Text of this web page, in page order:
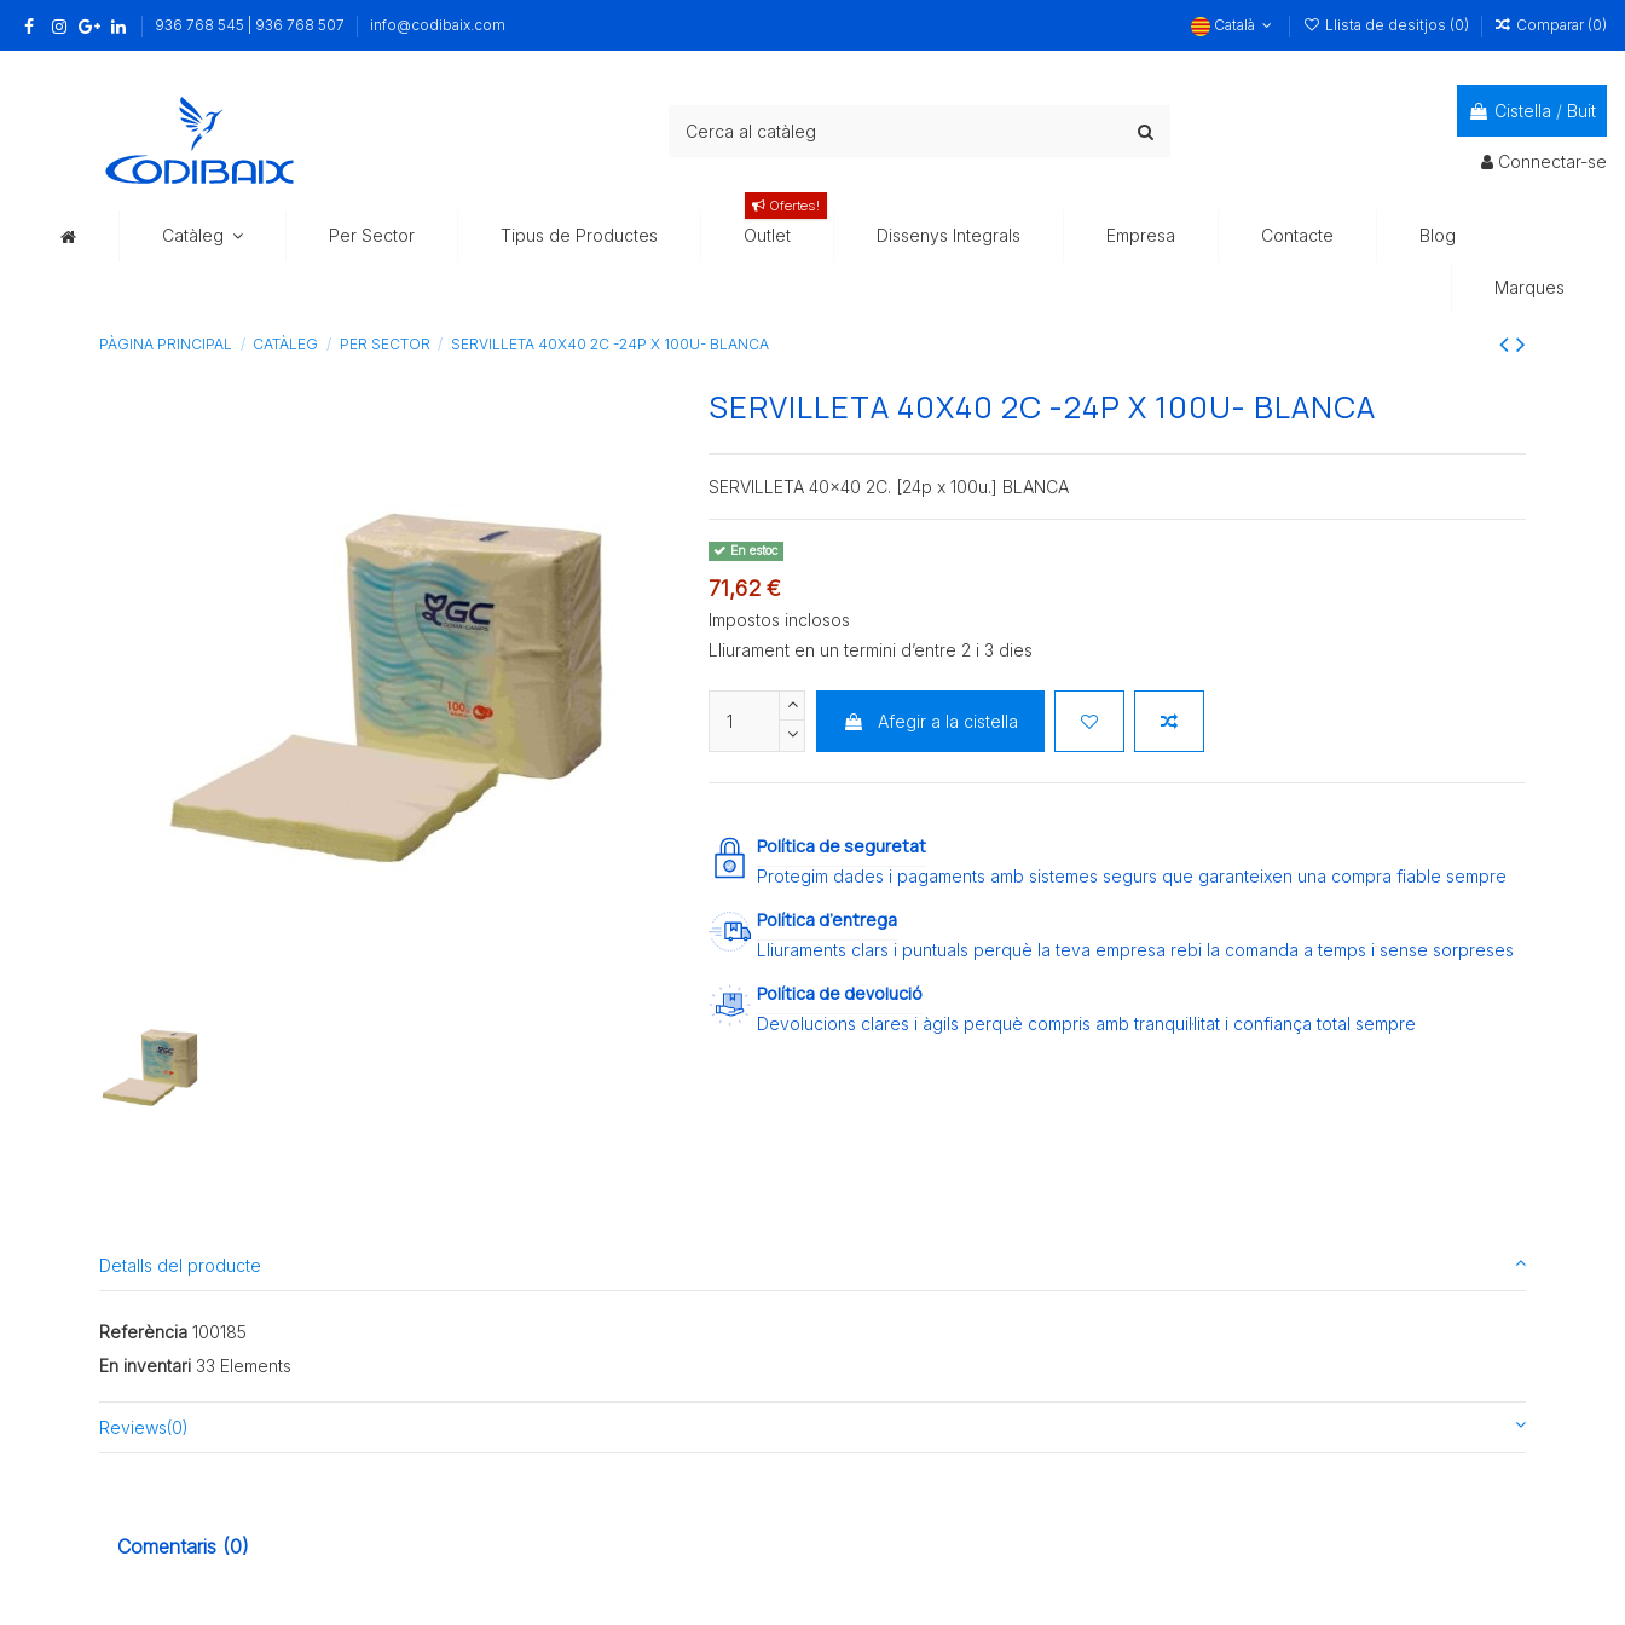
936 768 545 | 936 768 507 info@codibaix.com Català Llista de desitjos (0) Comparar (0)
Cistella / Buit
Connectar-se
Catàleg Per Sector Tipus de Productes Outlet
Ofertes!
Dissenys Integrals Empresa Contacte Blog
Marques
PÀGINA PRINCIPAL CATÀLEG PER SECTOR SERVILLETA 40X40 2C -24P X 100U- BLANCA
SERVILLETA 40X40 2C -24P X 100U- BLANCA
SERVILLETA 40x40 2C. [24p x 100u.] BLANCA
En estoc
71,62 €
Impostos inclosos
Lliurament en un termini d’entre 2 i 3 dies
Afegir a la cistella
Política de seguretat
Protegim dades i pagaments amb sistemes segurs que garanteixen una compra fiable sempre
Política d’entrega
Lliuraments clars i puntuals perquè la teva empresa rebi la comanda a temps i sense sorpreses
Política de devolució
Devolucions clares i àgils perquè compris amb tranquil·litat i confiança total sempre
Detalls del producte
Referència 100185
En inventari 33 Elements
Reviews(0)
Comentaris (0)